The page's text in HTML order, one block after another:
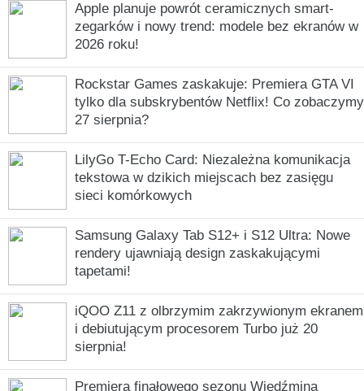
Apple planuje powrót ceramicznych smart-
zegarków i nowy trend: modele bez ekranów w
2026 roku!
Rockstar Games zaskakuje: Premiera GTA VI
tylko dla subskrybentów Netflix! Co zobaczymy
27 sierpnia?
LilyGo T-Echo Card: Niezależna komunikacja
tekstowa w dzikich miejscach bez zasięgu
sieci komórkowych
Samsung Galaxy Tab S12+ i S12 Ultra: Nowe
rendery ujawniają design zaskakującymi
tapetami!
iQOO Z11 z olbrzymim zakrzywionym ekranem
i debiutującym procesorem Turbo już 20
sierpnia!
Premiera finałowego sezonu Wiedźmina